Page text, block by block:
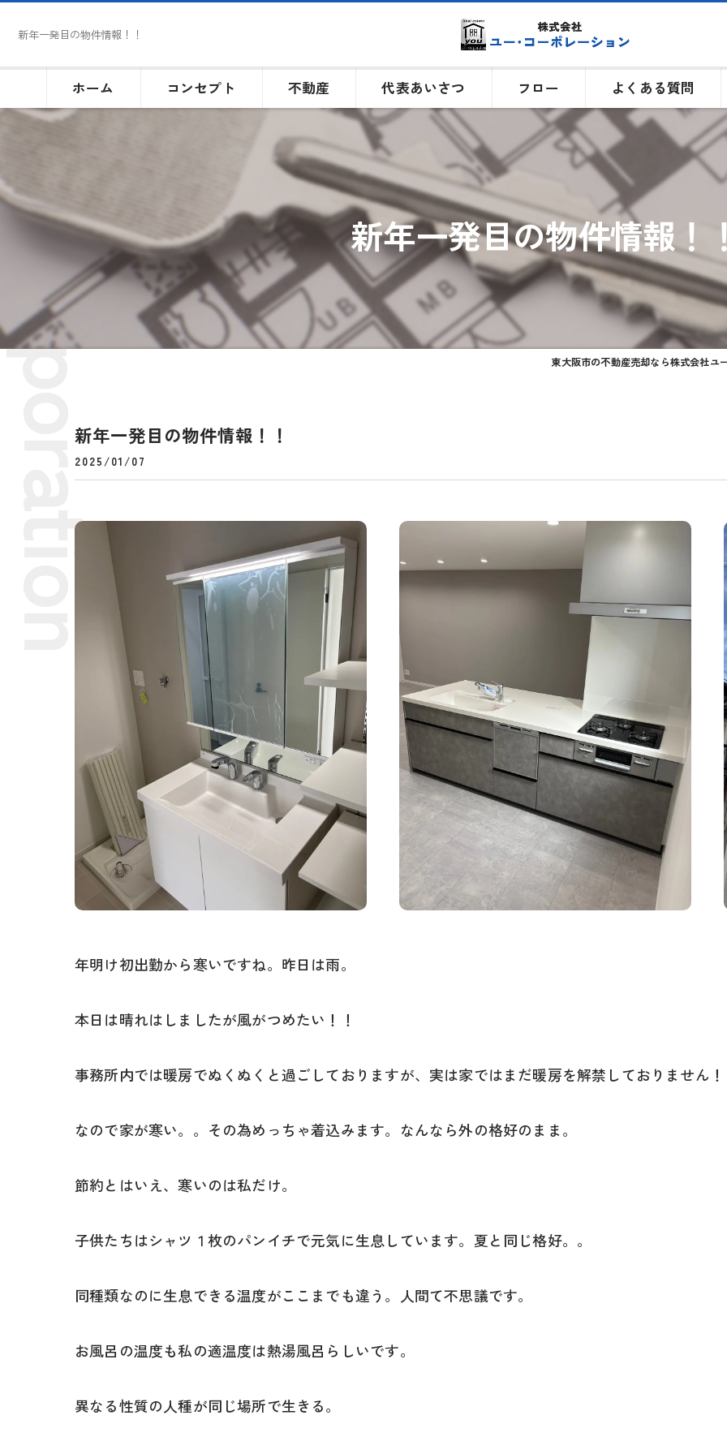
新年一発目の物件情報！！
ホーム コンセプト 不動産 代表あいさつ フロー よくある質問
新年一発目の物件情報！
東大阪市の不動産売却なら株式会社ユ
新年一発目の物件情報！！
2025/01/07
年明け初出勤から寒いですね。昨日は雨。
本日は晴れはしましたが風がつめたい！！
事務所内では暖房でぬくぬくと過ごしておりますが、実は家ではまだ暖房を解禁しておりません
なので家が寒い。。その為めっちゃ着込みます。なんなら外の格好のまま。
節約とはいえ、寒いのは私だけ。
子供たちはシャツ１枚のパンイチで元気に生息しています。夏と同じ格好。。
同種類なのに生息できる温度がここまでも違う。人間て不思議です。
お風呂の温度も私の適温度は熱湯風呂らしいです。
異なる性質の人種が同じ場所で生きる。